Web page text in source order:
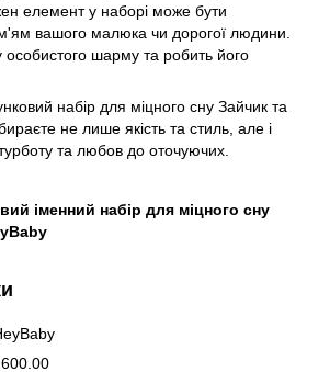
елемент у наборі може бути
вашого малюка чи дорогої людини.
шарму та робить його
набір для міцного сну Зайчик та
не лише якість та стиль, але і
та любов до оточуючих.
іменний набір для міцного сну